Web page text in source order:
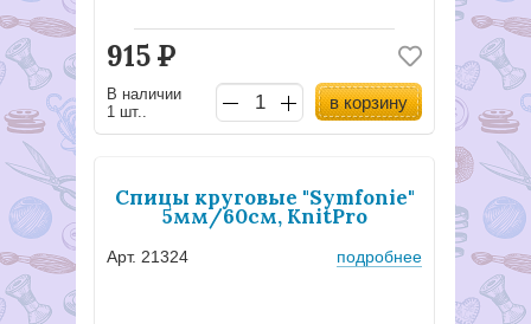
915Р
В наличии
1 шт..
в корзину
Спицы круговые "Symfonie"
5мм/60см, KnitPro
Арт. 21324 подробнее